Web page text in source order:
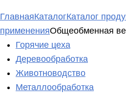
ГлавнаяКаталогКаталог
примененияОбщеобменная
Горячие цеха
Деревообработка
Животноводство
Металлообработка